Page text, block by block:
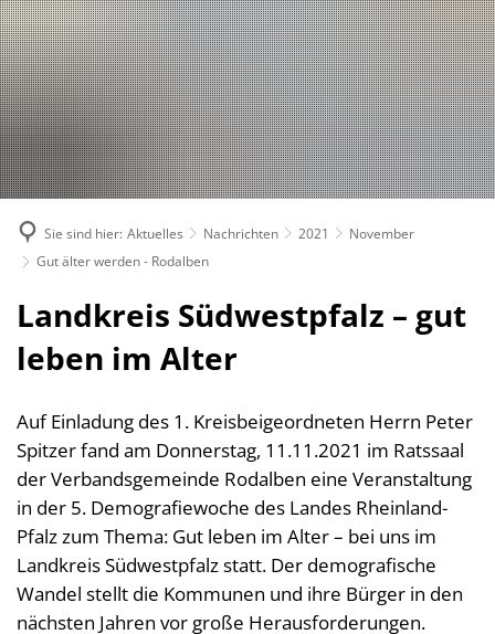
Bekanntmachungen, (Stellen-)Ausschreibungen
Nachrichten
Bürgerservice
Verwaltungsleistungen nach Lebenslagen
Verwaltungsleistungen von A-Z
Online Dienste
Abteilungen
Standorte
Downloads
Behindertenbeauftragte
Gleichstellung im Landkreis
Kultur im Landkreis
Öffnungszeiten
Landkreis
Politik
Landrätin
1. Kreisbeigeordnete
2. Kreisbeigeordneter
3. Kreisbeigeordneter
Wahlen
Über den Landkreis
Geschichte des Landkreises
Kreiswappen
Kreiskarte
Verbands- und
Kreishandbuch
Suche
Sie sind hier: Aktuelles Nachrichten 2021
November
Gut älter werden - Rodalben
Landkreis Südwestpfalz – gut
leben im Alter
Auf Einladung des 1. Kreisbeigeordneten Herrn Peter
Spitzer fand am Donnerstag, 11.11.2021 im Ratssaal
der Verbandsgemeinde Rodalben eine Veranstaltung
in der 5. Demografiewoche des Landes Rheinland-
Pfalz zum Thema: Gut leben im Alter – bei uns im
Landkreis Südwestpfalz statt. Der demografische
Wandel stellt die Kommunen und ihre Bürger in den
nächsten Jahren vor große Herausforderungen.